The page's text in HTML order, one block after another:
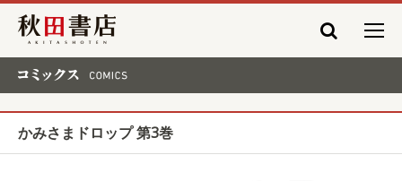
秋田書店
かみさまドロップ 第3巻